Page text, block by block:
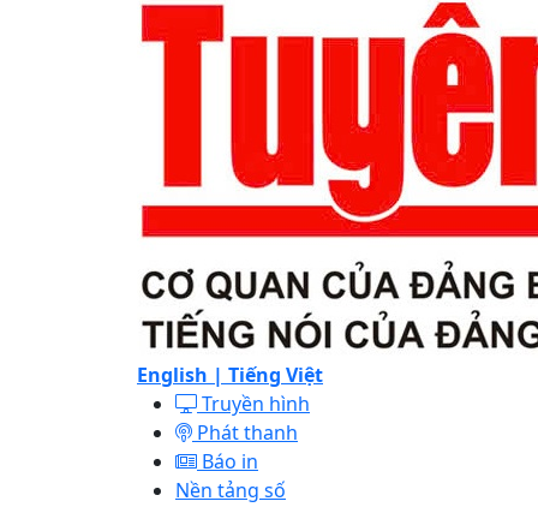
English | Tiếng Việt
Truyền hình
Phát thanh
Báo in
Nền tảng số